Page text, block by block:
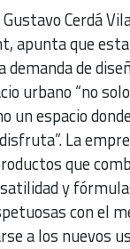
Cerdá
apunta que
demanda de
urbano “no
un espacio
La
que
y
con el
a los nuevos